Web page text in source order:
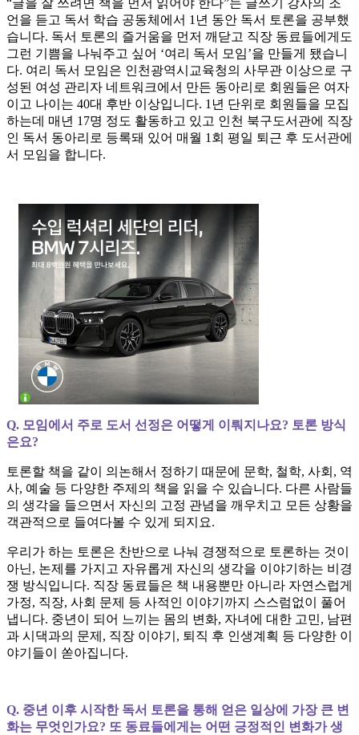
“글을 잘 쓰려면 책을 먼저 읽어야 한다”는 글쓰기 강사의 조
언을 듣고 독서 학습 공동체에서 1년 동안 독서 토론을 공부했
습니다. 독서 토론의 즐거움을 먼저 깨닫고 직장 동료들에게도
그런 기쁨을 나눠주고 싶어 ‘여리 독서 모임’을 만들게 됐습니
다. 여리 독서 모임은 인천광역시교육청의 사무관 이상으로 구
성된 여성 관리자 네트워크에서 만든 동아리로 회원들은 여자
이고 나이는 40대 후반 이상입니다. 1년 단위로 회원들을 모집
하는데 매년 17명 정도 활동하고 있고 인천 북구도서관에 직장
인 독서 동아리로 등록돼 있어 매월 1회 평일 퇴근 후 도서관에
서 모임을 합니다.
Q. 모임에서 주로 도서 선정은 어떻게 이뤄지나요? 토론 방식
은요?
토론할 책을 같이 의논해서 정하기 때문에 문학, 철학, 사회, 역
사, 예술 등 다양한 주제의 책을 읽을 수 있습니다. 다른 사람들
의 생각을 들으면서 자신의 고정 관념을 깨우치고 모든 상황을
객관적으로 들여다볼 수 있게 되지요.
우리가 하는 토론은 찬반으로 나눠 경쟁적으로 토론하는 것이
아닌, 논제를 가지고 자유롭게 자신의 생각을 이야기하는 비경
쟁 방식입니다. 직장 동료들은 책 내용뿐만 아니라 자연스럽게
가정, 직장, 사회 문제 등 사적인 이야기까지 스스럼없이 풀어
냅니다. 중년이 되어 느끼는 몸의 변화, 자녀에 대한 고민, 남편
과 시댁과의 문제, 직장 이야기, 퇴직 후 인생계획 등 다양한 이
야기들이 쏟아집니다.
Q. 중년 이후 시작한 독서 토론을 통해 얻은 일상에 가장 큰 변
화는 무엇인가요? 또 동료들에게는 어떤 긍정적인 변화가 생